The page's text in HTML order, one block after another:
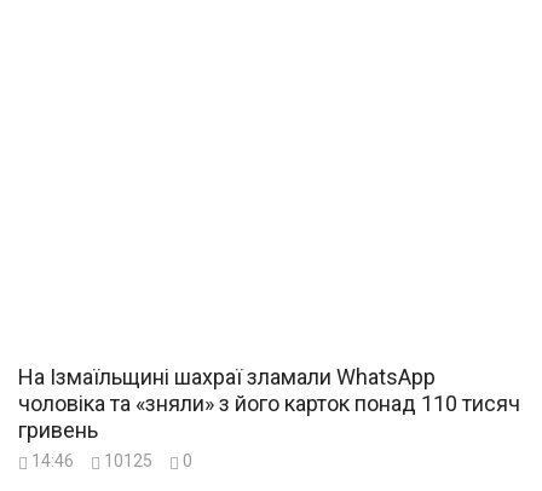
На Ізмаїльщині шахраї зламали WhatsApp
чоловіка та «зняли» з його карток понад 110 тисяч
гривень
14:46 10125 0